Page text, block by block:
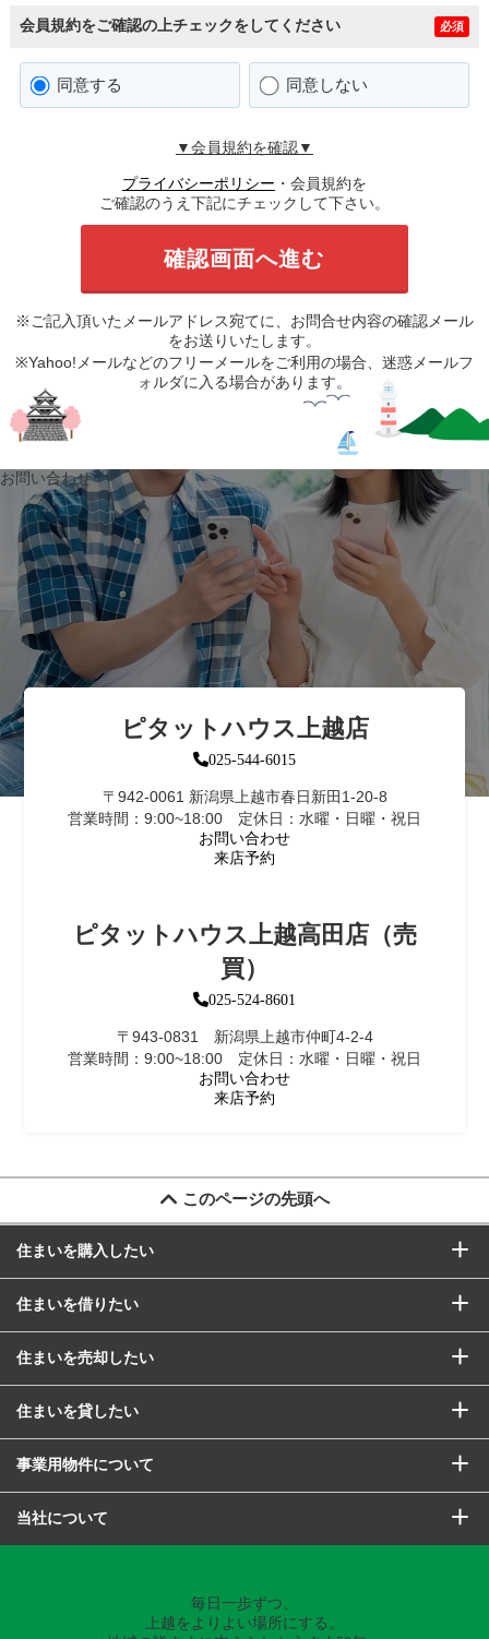
会員規約をご確認の上チェックをしてください 必須
同意する 同意しない
▼会員規約を確認▼
プライバシーポリシー ・会員規約を
ご確認のうえ下記にチェックして下さい。
※ご記入頂いたメールアドレス宛てに、お問合せ内容の確認メール
をお送りいたします。
※Yahoo!メールなどのフリーメールをご利用の場合、迷惑メールフ
ォルダに入る場合があります。
お問い合わせ
ピタットハウス上越店
025-544-6015
〒942-0061 新潟県上越市春日新田1-20-8
営業時間：9:00~18:00 定休日：水曜・日曜・祝日
お問い合わせ
来店予約
ピタットハウス上越高田店（売
買）
025-524-8601
〒943-0831 新潟県上越市仲町4-2-4
営業時間：9:00~18:00 定休日：水曜・日曜・祝日
お問い合わせ
来店予約
このページの先頭へ
住まいを購入したい
住まいを借りたい
住まいを売却したい
住まいを貸したい
事業用物件について
当社について
毎日一歩ずつ、
上越をよりよい場所にする。